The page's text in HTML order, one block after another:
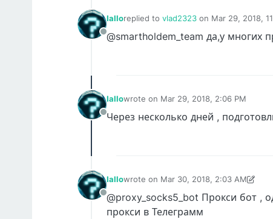
Offline
Ialloreplied to vlad2323 on Mar 29, 2018,
last edited by IalloMar 29, 2018, 11:52
@smartholdem_team да,у многих
Offline
Iallowrote on Mar 29, 2018, 2:06 PM
last edited by
Через несколько дней ,
Offline
Iallowrote on Mar 30, 2018, 2:03 AM
last edited by IalloMar 30, 2018, 2:06
@proxy_socks5_bot Прокси бот ,
прокси в Телеграмм